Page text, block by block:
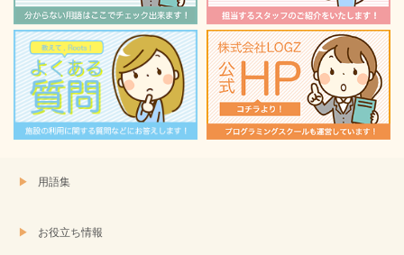
用語集
お役立ち情報